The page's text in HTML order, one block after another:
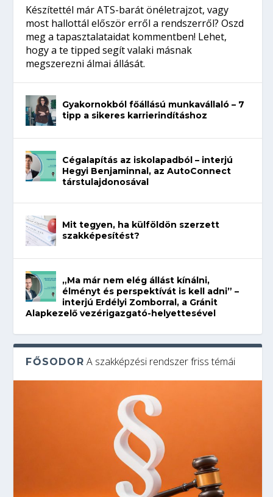
Készítettél már ATS-barát önéletrajzot, vagy
most hallottál először erről a rendszerről? Oszd
meg a tapasztalataidat kommentben! Lehet,
hogy a te tipped segít valaki másnak
megszerezni álmai állását.
Gyakornokból főállású munkavállaló – 7
tipp a sikeres karrierindításhoz
Cégalapítás az iskolapadból – interjú
Hegyi Benjaminnal, az AutoConnect
társtulajdonosával
Mit tegyen, ha külföldön szerzett
szakképesítést?
„Ma már nem elég állást kínálni,
élményt és perspektívát is kell adni” –
interjú Erdélyi Zomborral, a Gránit
Alapkezelő vezérigazgató-helyettesével
FŐSODOR A szakképzési rendszer friss témái